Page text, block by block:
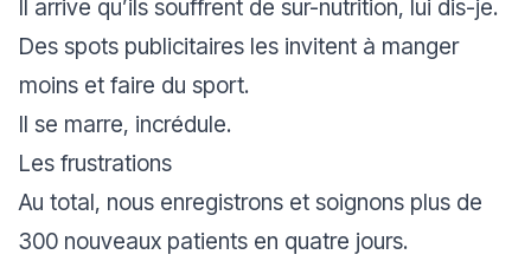
Il arrive qu’ils souffrent de sur-nutrition, lui dis-je.
Des spots publicitaires les invitent à manger
moins et faire du sport.
Il se marre, incrédule.
Les frustrations
Au total, nous enregistrons et soignons plus de
300 nouveaux patients en quatre jours.